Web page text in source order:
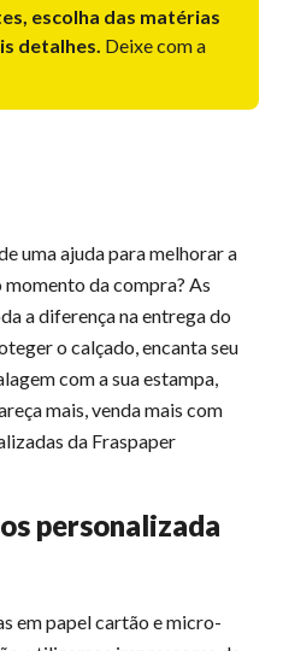
escolha das matérias
detalhes. Deixe com a
uma ajuda para melhorar a
da compra? As
a diferença na entrega do
o calçado, encanta seu
com a sua estampa,
mais, venda mais com
da Fraspaper
personalizada
em papel cartão e micro-